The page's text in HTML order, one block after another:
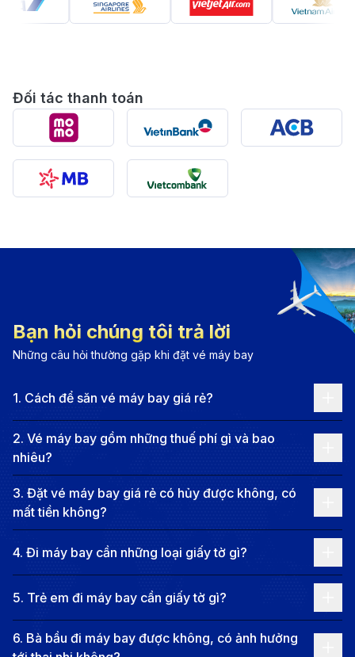
huyền bí giữa lòng Doha hiện đại
giữa kinh đô ánh sáng
14.Top 20 Điểm Đến Không Thể Bỏ Lỡ Tại Doha
Khám phá vẻ đẹp thủ đô với vé máy bay đi Doha
(Nguồn: Internet)
Doha không chỉ là một thủ đô, mà là một ốc đảo
tương lai mọc lên kiêu hãnh bên bờ vịnh xanh thẳm.
mặt cắt rực rỡ nhất, nơi những tòa nhà chọc trời tại
West Bay uốn lượn như những dải lụa thép soi bóng
xuống mặt nước tĩnh lặng. Vẻ đẹp của Doha nằm ở sự
chuyển mình ngoạn mục, chỉ trong vài bước chân,
bạn có thể rời bỏ không gian vị lai của những bảo
con ngõ nhỏ đầy mê hoặc nơi mùi trầm hương và
nghệ tây quẩn quanh như những câu chuyện cổ xưa
chưa có hồi kết.
Con người nơi đây chính là những người kể chuyện tài
ba, kết nối quá khứ ngọc trai gian khó với hiện tại xa
hoa. Cư dân Doha mang trong mình phong thái của
những quý tộc sa mạc, lịch lãm trong những tà áo
Thobe thẳng tắp và quý phái dưới lớp khăn lụa Abaya.
Ở Doha, bạn không chỉ là khách du lịch, bạn là một
người bạn đường được trân trọng.
Thời tiết tại Doha không chỉ là những con số trên
Đối tác thanh toán
Bạn hỏi chúng tôi trả lời
Những câu hỏi thường gặp khi đặt vé máy bay
1. Cách để săn vé máy bay giá rẻ?
2. Vé máy bay gồm những thuế phí gì và bao
nhiêu?
3. Đặt vé máy bay giá rẻ có hủy được không, có
mất tiền không?
4. Đi máy bay cần những loại giấy tờ gì?
5. Trẻ em đi máy bay cần giấy tờ gì?
6. Bà bầu đi máy bay được không, có ảnh hưởng